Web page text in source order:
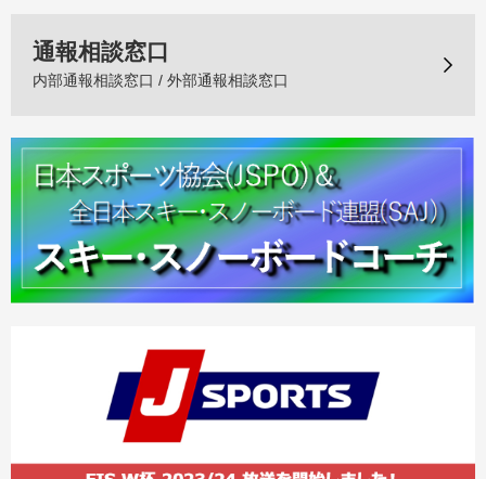
通報相談窓口
内部通報相談窓口 / 外部通報相談窓口